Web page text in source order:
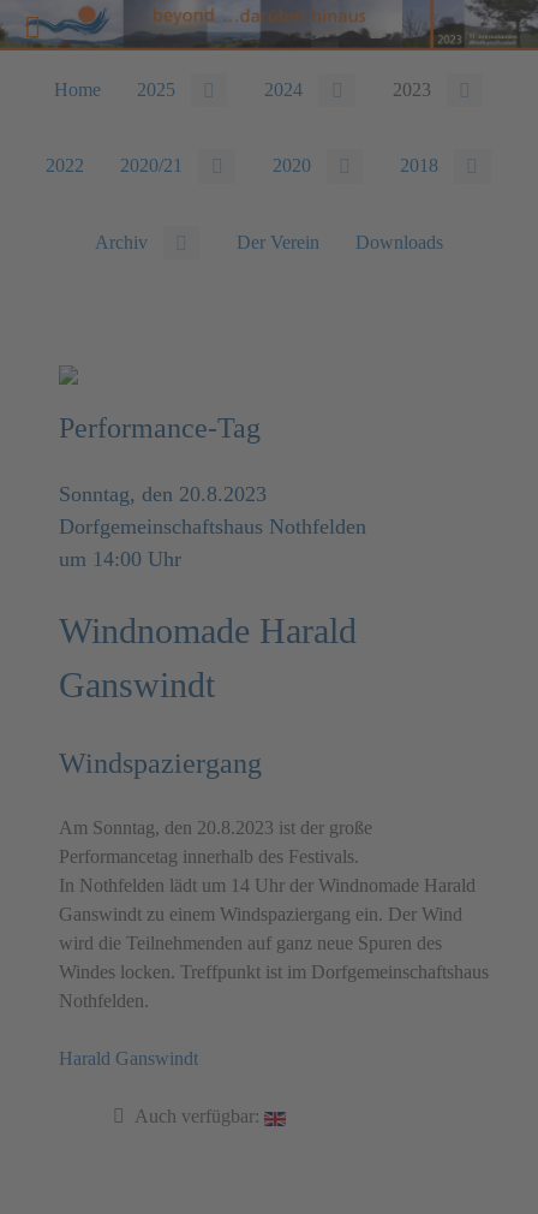
Home 2025 2024 2023
2022 2020/21 2020 2018
Archiv Der Verein Downloads
Performance-Tag
Sonntag, den 20.8.2023
Dorfgemeinschaftshaus Nothfelden
um 14:00 Uhr
Windnomade Harald
Ganswindt
Windspaziergang
Am Sonntag, den 20.8.2023 ist der große
Performancetag innerhalb des Festivals.
In Nothfelden lädt um 14 Uhr der Windnomade Harald
Ganswindt zu einem Windspaziergang ein. Der Wind
wird die Teilnehmenden auf ganz neue Spuren des
Windes locken. Treffpunkt ist im Dorfgemeinschaftshaus
Nothfelden.
Harald Ganswindt
Auch verfügbar: